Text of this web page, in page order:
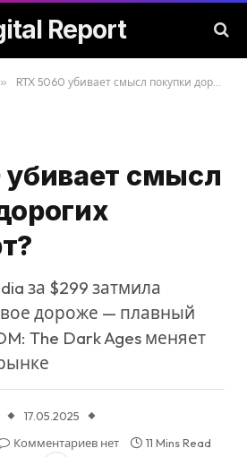
Report
» RTX 5060 убивает смысл покупки дорогих видеокарт?
убивает смысл
за $299 затмила
дороже — плавный
The Dark Ages меняет
17.05.2025
Комментариев нет
11 Mins Read